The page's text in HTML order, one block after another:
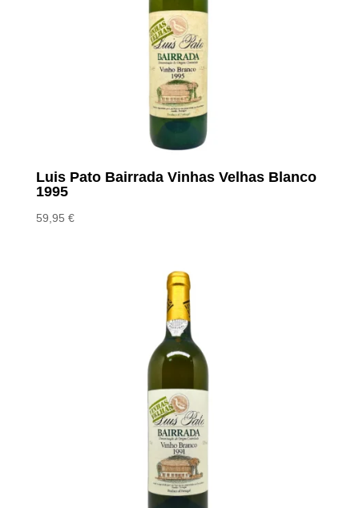
Luis Pato Bairrada Vinhas Velhas Blanco
1995
59,95 €